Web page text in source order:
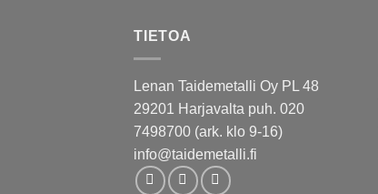
TIETOA
Lenan Taidemetalli Oy PL 48
29201 Harjavalta puh. 020
7498700 (ark. klo 9-16)
info@taidemetalli.fi